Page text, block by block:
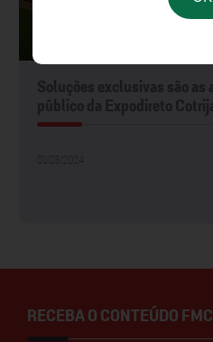
RECEBA O CONTEÚDO FMC